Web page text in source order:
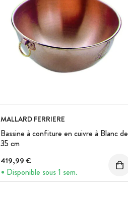
MALLARD FERRIERE
Bassine à confiture en cuivre à Blanc de
35 cm
419,99 €
Disponible sous 1 sem.